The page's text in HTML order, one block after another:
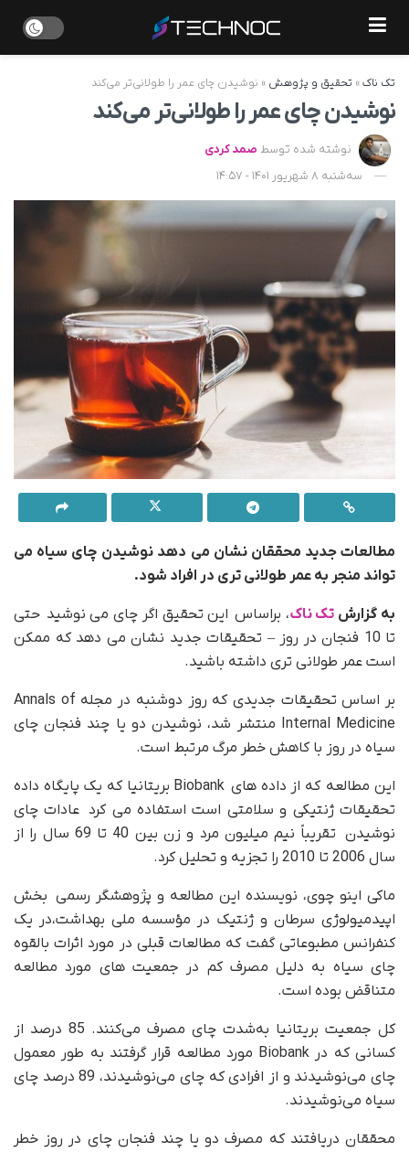
تک ناک» تحقیق و پژوهش » نوشیدن چای عمر را طولانی‌تر می‌کند
نوشیدن چای عمر را طولانی‌تر می‌کند
نوشته شده توسط صمد کردی
سه‌شنبه 8 شهریور 1401 - 14:57
مطالعات جدید محققان نشان می دهد نوشیدن چای سیاه می
تواند منجر به عمر طولانی تری در افراد شود.
به گزارش تک ناک، براساس این تحقیق اگر چای می نوشید حتی
تا 10 فنجان در روز – تحقیقات جدید نشان می دهد که ممکن
است عمر طولانی تری داشته باشید.
بر اساس تحقیقات جدیدی که روز دوشنبه در مجله Annals of
Internal Medicine منتشر شد، نوشیدن دو یا چند فنجان چای
سیاه در روز با کاهش خطر مرگ مرتبط است.
این مطالعه که از داده های Biobank بریتانیا که یک پایگاه داده
تحقیقات ژنتیکی و سلامتی است استفاده می کرد عادات چای
نوشیدن تقریباً نیم میلیون مرد و زن بین 40 تا 69 سال را از
سال 2006 تا 2010 را تجزیه و تحلیل کرد.
ماکی اینو چوی، نویسنده این مطالعه و پژوهشگر رسمی بخش
اپیدمیولوژی سرطان و ژنتیک در مؤسسه ملی بهداشت،در یک
کنفرانس مطبوعاتی گفت که مطالعات قبلی در مورد اثرات بالقوه
چای سیاه به دلیل مصرف کم در جمعیت های مورد مطالعه
متناقض بوده است.
کل جمعیت بریتانیا به‌شدت چای مصرف می‌کنند. 85 درصد از
کسانی که در Biobank مورد مطالعه قرار گرفتند به طور معمول
چای می‌نوشیدند و از افرادی که چای می‌نوشیدند، 89 درصد چای
سیاه می‌نوشیدند.
محققان دریافتند که مصرف دو یا چند فنجان چای در روز خطر